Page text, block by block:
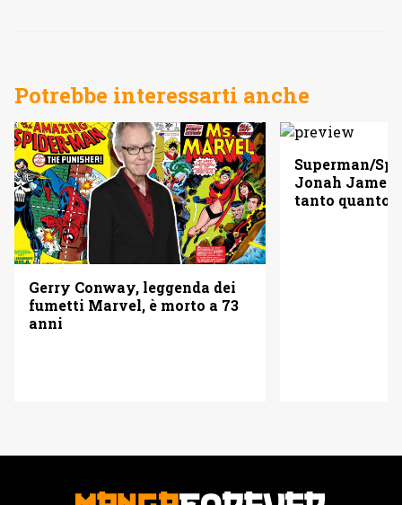
Potrebbe interessarti anche
Gerry Conway, leggenda dei
fumetti Marvel, è morto a 73
anni
Superman/
Jonah
tanto quanto